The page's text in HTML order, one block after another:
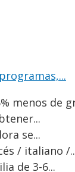
menos de
se...
/ italiano /
de 3-6...